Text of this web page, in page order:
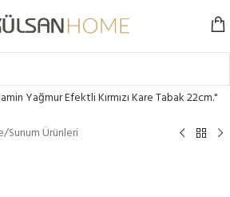
/Sunum Ürünleri